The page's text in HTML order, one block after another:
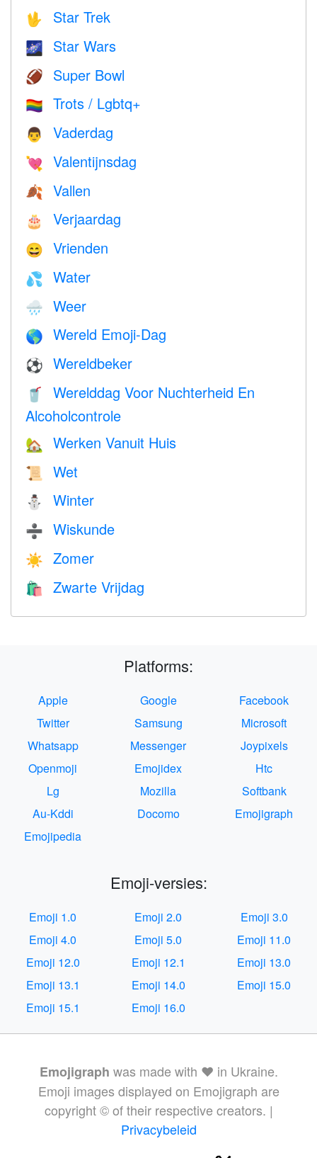
🖖 Star Trek
🌌 Star Wars
🏈 Super Bowl
🏳️‍🌈 Trots / Lgbtq+
👨 Vaderdag
💘 Valentijnsdag
🍂 Vallen
🎂 Verjaardag
😄 Vrienden
💦 Water
🌧 Weer
🌎 Wereld Emoji-Dag
⚽ Wereldbeker
🥤
Werelddag Voor Nuchterheid En
Alcoholcontrole
🏡 Werken Vanuit Huis
📜 Wet
⛄ Winter
➗ Wiskunde
☀️ Zomer
🛍 Zwarte Vrijdag
Platforms:
Apple Google
Facebook
Twitter
Samsung
Microsoft
Whatsapp
Messenger
Joypixels
Openmoji
Emojidex
Htc
Lg
Mozilla
Softbank
Au-Kddi
Docomo
Emojigraph
Emojipedia
Emoji-versies:
Emoji 1.0 Emoji 2.0
Emoji 3.0
Emoji 4.0
Emoji 5.0
Emoji 11.0
Emoji 12.0
Emoji 12.1
Emoji 13.0
Emoji 13.1
Emoji 14.0
Emoji 15.0
Emoji 15.1
Emoji 16.0
Emojigraph was made with ❤️ in Ukraine.
Emoji images displayed on Emojigraph are
copyright © of their respective creators. |
Privacybeleid